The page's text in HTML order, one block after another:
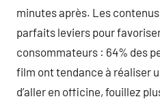
minutes après. Les
parfaits leviers pour
consommateurs : 64% des
film ont tendance à réaliser
d’aller en officine, fouillez